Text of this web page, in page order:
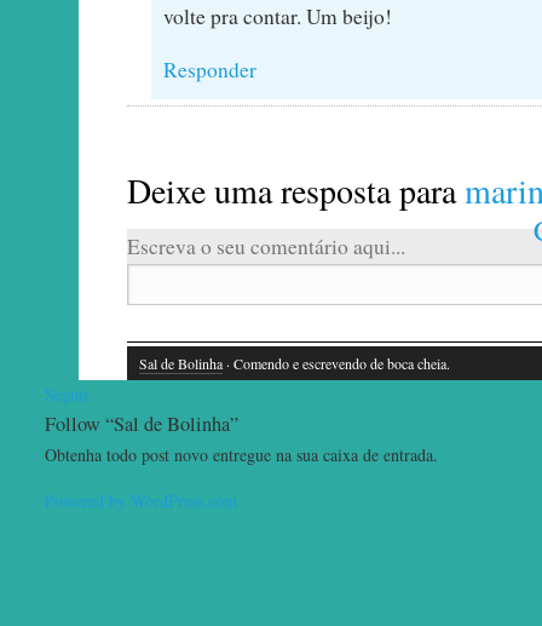
volte pra contar. Um beijo!
Responder
Deixe uma resposta para
Escreva o seu comentário aqui...
Sal de Bolinha· Comendo e escrevendo de boca cheia.
Seguir
Follow “Sal de Bolinha”
Obtenha todo post novo entregue na sua caixa de entrada.
Powered by WordPress.com